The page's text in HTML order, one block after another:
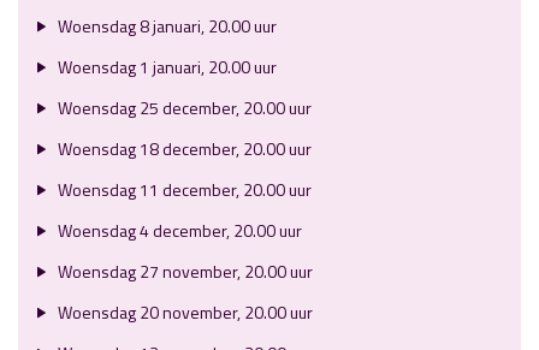
Woensdag 8 januari, 20.00 uur
Woensdag 1 januari, 20.00 uur
Woensdag 25 december, 20.00 uur
Woensdag 18 december, 20.00 uur
Woensdag 11 december, 20.00 uur
Woensdag 4 december, 20.00 uur
Woensdag 27 november, 20.00 uur
Woensdag 20 november, 20.00 uur